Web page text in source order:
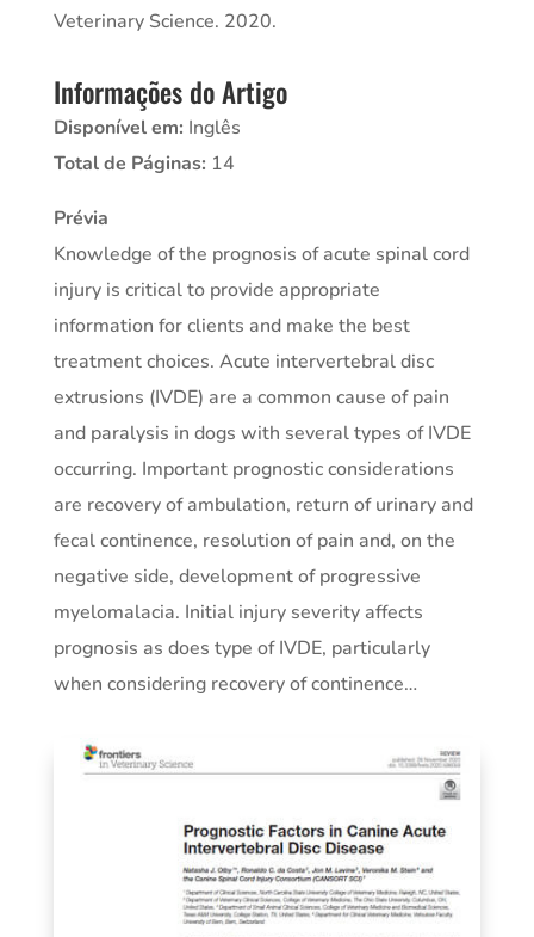
Veterinary Science. 2020.
Informações do Artigo
Disponível em: Inglês
Total de Páginas: 14
Prévia
Knowledge of the prognosis of acute spinal cord
injury is critical to provide appropriate
information for clients and make the best
treatment choices. Acute intervertebral disc
extrusions (IVDE) are a common cause of pain
and paralysis in dogs with several types of IVDE
occurring. Important prognostic considerations
are recovery of ambulation, return of urinary and
fecal continence, resolution of pain and, on the
negative side, development of progressive
myelomalacia. Initial injury severity affects
prognosis as does type of IVDE, particularly
when considering recovery of continence…